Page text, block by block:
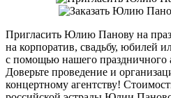
Пригласить Юлию Панову на
на корпоратив, свадьбу, юбилей
с помощью нашего праздничного
Доверьте проведение и
концертному агентству!